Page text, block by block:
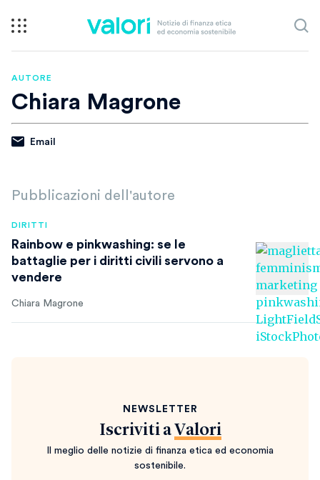
AUTORE
Chiara Magrone
Email
Pubblicazioni dell'autore
DIRITTI
Rainbow e pinkwashing: se le
battaglie per i diritti civili servono a
vendere
Chiara Magrone
NEWSLETTER
Iscriviti a Valori
Il meglio delle notizie di finanza etica ed economia
sostenibile.